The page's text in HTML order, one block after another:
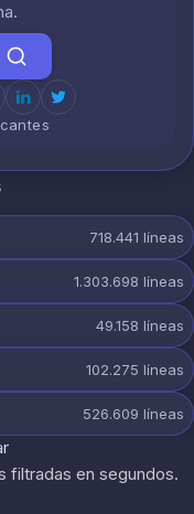
718.441 líneas
1.303.698 líneas
49.158 líneas
102.275 líneas
526.609 líneas
filtradas en segundos.